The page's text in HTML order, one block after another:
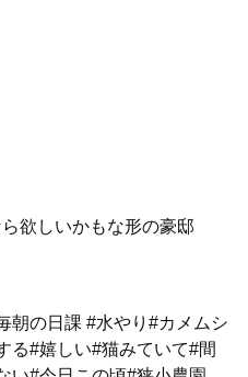
欲しいかもな形の豪邸
朝の日課 #水やり#カメムシ
る#嬉しい#猫みていて#間